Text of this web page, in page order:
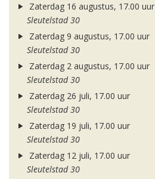
Zaterdag 16 augustus, 17.00 uur
Sleutelstad 30
Zaterdag 9 augustus, 17.00 uur
Sleutelstad 30
Zaterdag 2 augustus, 17.00 uur
Sleutelstad 30
Zaterdag 26 juli, 17.00 uur
Sleutelstad 30
Zaterdag 19 juli, 17.00 uur
Sleutelstad 30
Zaterdag 12 juli, 17.00 uur
Sleutelstad 30